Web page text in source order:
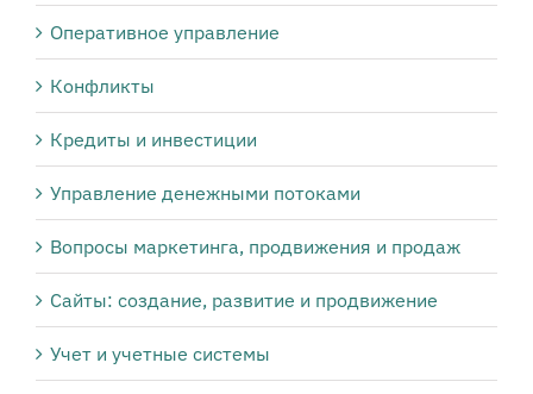
Оперативное управление
Конфликты
Кредиты и инвестиции
Управление денежными потоками
Вопросы маркетинга, продвижения и продаж
Сайты: создание, развитие и продвижение
Учет и учетные системы